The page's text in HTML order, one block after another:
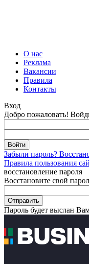
О нас
Реклама
Вакансии
Правила
Контакты
Вход
Добро пожаловать!
Забыли пароль?
Правила пользования
восстановление пароля
Восстановите свой
Пароль будет выслан